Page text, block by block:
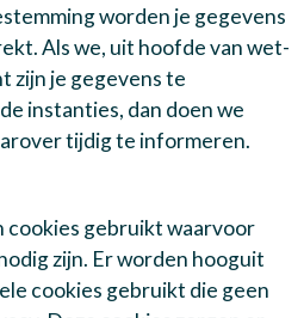
worden je gegevens
Als we, uit hoofde van wet-
zijn je gegevens te
instanties, dan doen we
tijdig te informeren.
cookies gebruikt waarvoor
zijn. Er worden hooguit
cookies gebruikt die geen